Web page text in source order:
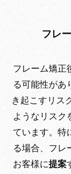
フレ
フレーム矯正
る可能性があ
き起こすリス
ようなリスク
ています。特
る場合、フレ
お客様に提案